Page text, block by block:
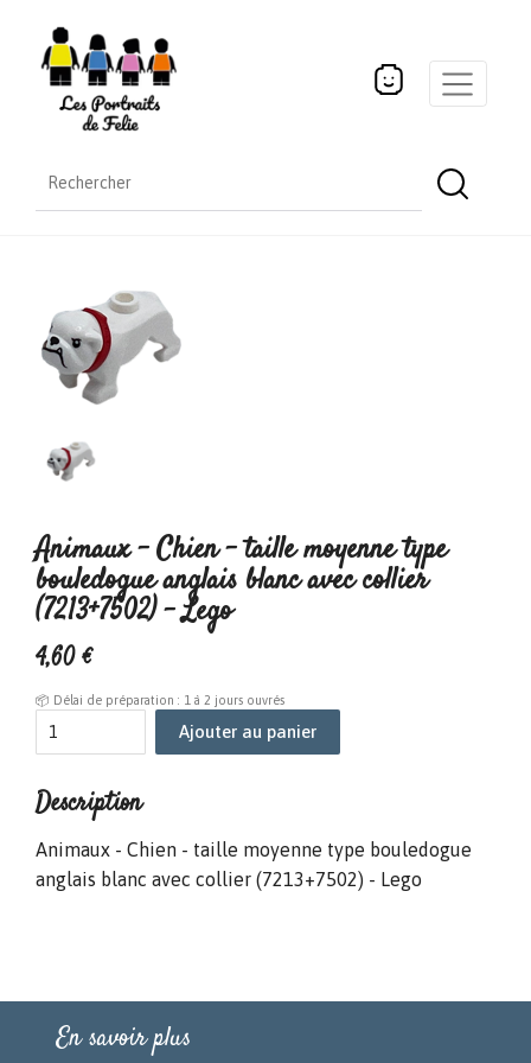
Animaux - Chien - taille moyenne type
bouledogue anglais blanc avec collier
(7213+7502) - Lego
4,60 €
📦 Délai de préparation : 1 à 2 jours ouvrés
Ajouter au panier
Description
Animaux - Chien - taille moyenne type bouledogue
anglais blanc avec collier (7213+7502) - Lego
En savoir plus